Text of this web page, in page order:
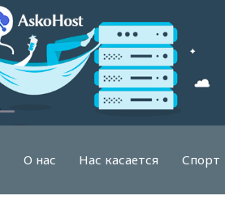
О нас Нас касается Спорт